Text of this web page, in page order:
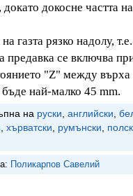
докосне частта на
газта рязко надолу,
предавка се включва
"Z" между върха
най-малко 45 mm.
на руски английски
хърватски румънски
Поликарпов Савелий